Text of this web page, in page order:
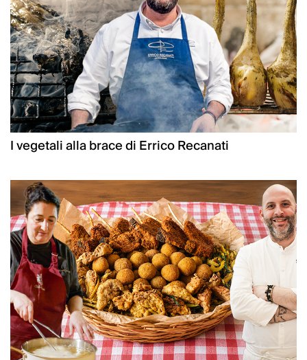
I vegetali alla brace di Errico Recanati